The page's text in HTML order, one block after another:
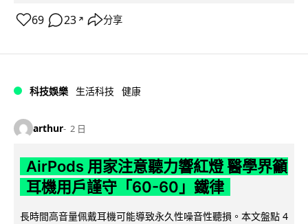
69 23 ↗ 分享
科技娛樂 生活科技 健康
arthur 2 日
AirPods 用家注意聽力響紅燈 醫學界籲
耳機用戶謹守「60-60」鐵律
長時間高音量佩戴耳機可能導致永久性噪音性聽損。本文盤點 4